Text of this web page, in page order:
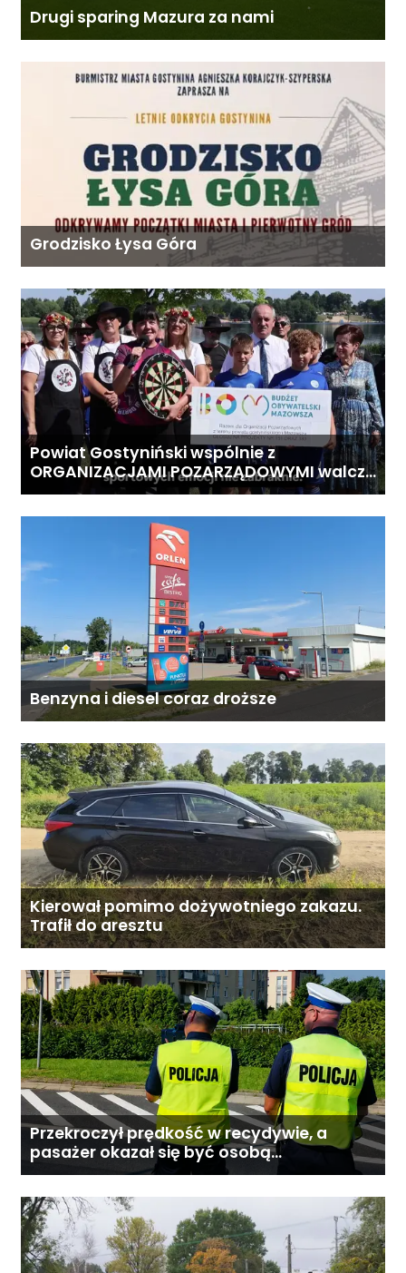
Drugi sparing Mazura za nami
Grodzisko Łysa Góra
Powiat Gostyniński wspólnie z
ORGANIZACJAMI POZARZĄDOWYMI walczą
o środki z Budżetu Obywatelskiego
Benzyna i diesel coraz droższe
Kierował pomimo dożywotniego zakazu.
Trafił do aresztu
Przekroczył prędkość w recydywie, a
pasażer okazał się być osobą
poszukiwaną